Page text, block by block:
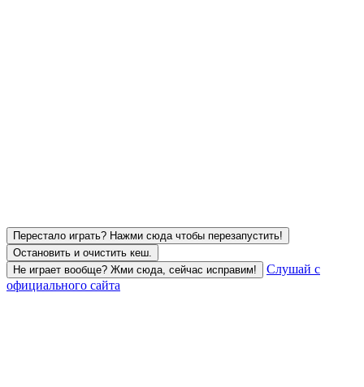
Перестало играть? Нажми сюда чтобы перезапустить!
Остановить и очистить кеш.
Не играет вообще? Жми сюда, сейчас исправим!
Слушай с
официального сайта